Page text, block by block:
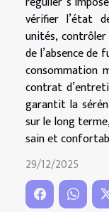
vérifier l’état
unités,
de l’absence de
consommation
contrat
garantit la
sur le long
sain et
29/12/2025